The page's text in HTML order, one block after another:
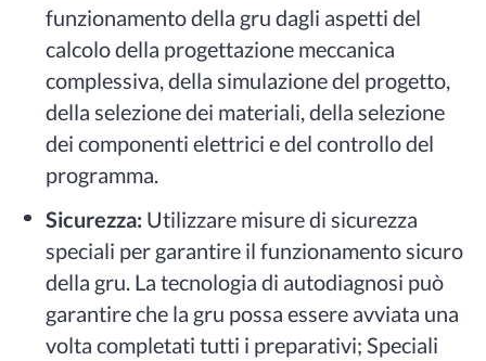
funzionamento della gru dagli aspetti del
calcolo della progettazione meccanica
complessiva, della simulazione del progetto,
della selezione dei materiali, della selezione
dei componenti elettrici e del controllo del
programma.
Sicurezza: Utilizzare misure di sicurezza
speciali per garantire il funzionamento sicuro
della gru. La tecnologia di autodiagnosi può
garantire che la gru possa essere avviata una
volta completati tutti i preparativi; Speciali